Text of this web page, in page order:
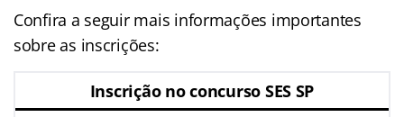
Confira a seguir mais informações importantes
sobre as inscrições:
Inscrição no concurso SES SP